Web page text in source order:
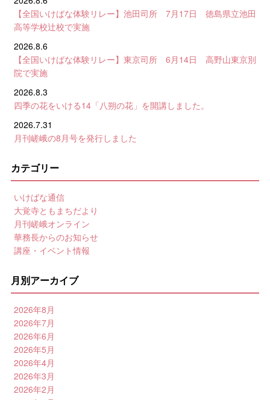
【全国いけばな体験リレー】池田司所 7月17日 徳島県立池田
高等学校辻校で実施
2026.8.6
【全国いけばな体験リレー】東京司所 6月14日 高野山東京別
院で実施
2026.8.3
四季の花をいける14「八朔の花」を開講しました。
2026.7.31
月刊嵯峨の8月号を発行しました
カテゴリー
いけばな通信
大覚寺ともまちだより
月刊嵯峨オンライン
華務長からのお知らせ
講座・イベント情報
月別アーカイブ
2026年8月
2026年7月
2026年6月
2026年5月
2026年4月
2026年3月
2026年2月